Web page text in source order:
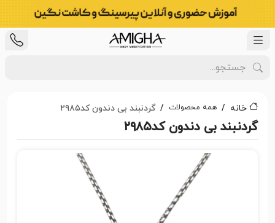
خانه همه محصولات گردنبند بی دندون کد۲۹۸۵
گردنبند بی دندون کد۲۹۸۵